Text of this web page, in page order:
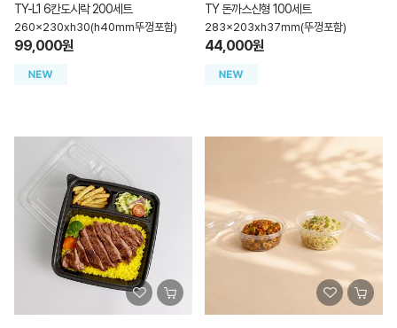
TY-L1 6칸도시락 200세트
260x230xh30(h40mm뚜껑포함)
99,000원
TY 돈까스신형 100세트
283x203xh37mm(뚜껑포함)
44,000원